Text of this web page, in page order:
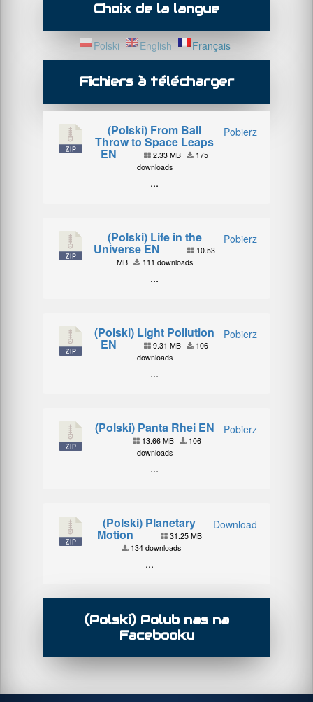
Choix de la langue
Polski English Français
Fichiers à télécharger
Pobierz
(Polski) From Ball
Throw to Space Leaps
EN 2.33 MB
175
downloads
...
Pobierz
(Polski) Life in the
Universe EN
10.53
MB
111 downloads
...
Pobierz
(Polski) Light Pollution
EN 9.31 MB
106
downloads
...
Pobierz
(Polski) Panta Rhei EN
13.66 MB
106
downloads
...
Download
(Polski) Planetary
Motion
31.25 MB
134 downloads
...
(Polski) Polub nas na
Facebooku